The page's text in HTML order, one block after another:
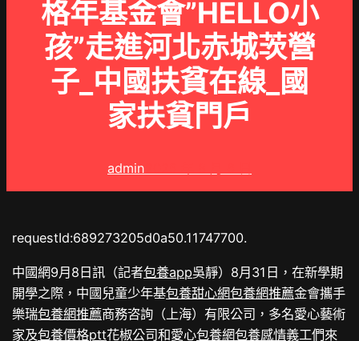
格年基金會”HELLO小
孩”走進河北赤城茨營
子_中國扶貧在線_國
家扶貧門戶
admin
requestId:689273205d0a50.11747700.
中國網9月8日訊（記者包養app吳靜）8月31日，在新學期
開學之際，中國兒童少年基包養甜心網包養網推薦金會攜手
樂瑞包養網推薦商務咨詢（上海）有限公司，多名愛心藝術
家及包養價格ptt花椒公司和愛心包養網包養感情義工們來